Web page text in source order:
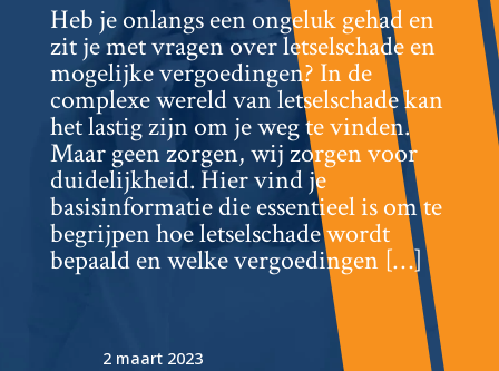
Heb je onlangs een ongeluk gehad en
zit je met vragen over letselschade en
mogelijke vergoedingen? In de
complexe wereld van letselschade kan
het lastig zijn om je weg te vinden.​
Maar geen zorgen, wij zorgen voor
duidelijkheid.​ Hier vind je
basisinformatie die essentieel is om te
begrijpen hoe letselschade wordt
bepaald en welke vergoedingen […]
2 maart 2023